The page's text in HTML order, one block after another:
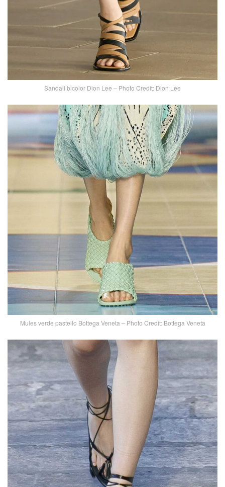
Sandali bicolor Dion Lee – Photo Credit: Dion Lee
Mules verde pastello Bottega Veneta – Photo Credit: Bottega Veneta